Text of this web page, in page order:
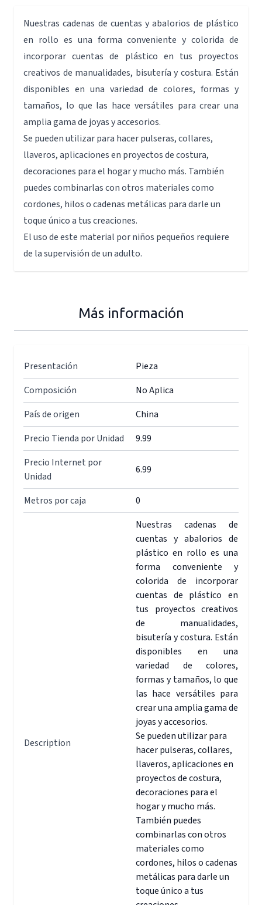
Nuestras cadenas de cuentas y abalorios de plástico
en rollo es una forma conveniente y colorida de
incorporar cuentas de plástico en tus proyectos
creativos de manualidades, bisutería y costura. Están
disponibles en una variedad de colores, formas y
tamaños, lo que las hace versátiles para crear una
amplia gama de joyas y accesorios.
Se pueden utilizar para hacer pulseras, collares,
llaveros, aplicaciones en proyectos de costura,
decoraciones para el hogar y mucho más. También
puedes combinarlas con otros materiales como
cordones, hilos o cadenas metálicas para darle un
toque único a tus creaciones.
El uso de este material por niños pequeños requiere
de la supervisión de un adulto.
Más información
Presentación
Pieza
Composición
No Aplica
País de origen
China
Precio Tienda por Unidad
9.99
Precio Internet por
Unidad
6.99
Metros por caja 0
Description
Nuestras cadenas de
cuentas y abalorios de
plástico en rollo es una
forma conveniente y
colorida de incorporar
cuentas de plástico en
tus proyectos creativos
de manualidades,
bisutería y costura. Están
disponibles en una
variedad de colores,
formas y tamaños, lo que
las hace versátiles para
crear una amplia gama de
joyas y accesorios.
Se pueden utilizar para
hacer pulseras, collares,
llaveros, aplicaciones en
proyectos de costura,
decoraciones para el
hogar y mucho más.
También puedes
combinarlas con otros
materiales como
cordones, hilos o cadenas
metálicas para darle un
toque único a tus